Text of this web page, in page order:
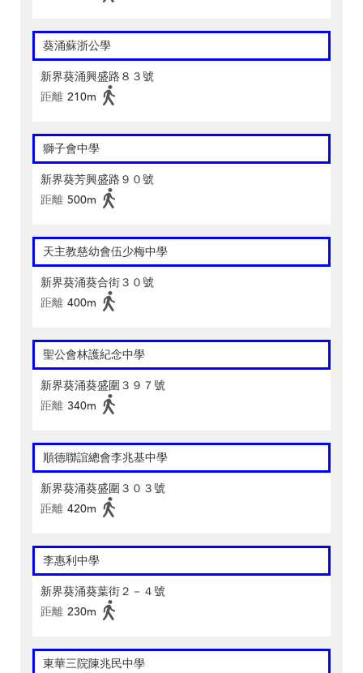
葵涌蘇浙公學
新界葵涌興盛路８３號
距離 210m
獅子會中學
新界葵芳興盛路９０號
距離 500m
天主教慈幼會伍少梅中學
新界葵涌葵合街３０號
距離 400m
聖公會林護紀念中學
新界葵涌葵盛圍３９７號
距離 340m
順德聯誼總會李兆基中學
新界葵涌葵盛圍３０３號
距離 420m
李惠利中學
新界葵涌葵葉街２－４號
距離 230m
東華三院陳兆民中學